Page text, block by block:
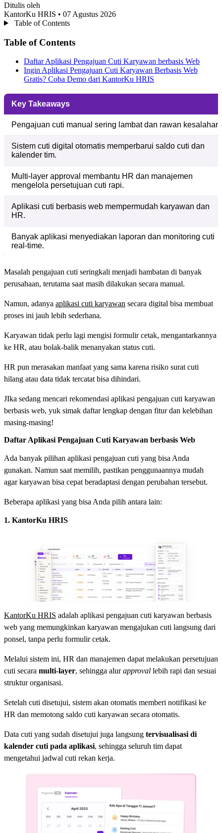
Ditulis oleh
KantorKu HRIS • 07 Agustus 2026
Table of Contents
Table of Contents
Daftar Aplikasi Pengajuan Cuti Karyawan berbasis Web
Ingin Aplikasi Pengajuan Cuti Karyawan Berbasis Web
Gratis? Coba Demo dari KantorKu HRIS
Key Takeaways
Pengajuan cuti manual sering lambat dan rawan kesalahan.
Sistem cuti digital otomatis memperbarui saldo cuti dan
kalender tim.
Multi-layer approval membantu HR dan manajemen
mengelola persetujuan cuti rapi.
Aplikasi cuti berbasis web mempermudah karyawan dan
HR.
Banyak aplikasi menyediakan laporan dan monitoring cuti
real-time.
Masalah pengajuan cuti seringkali menjadi hambatan di banyak
perusahaan, terutama saat masih dilakukan secara manual.
Namun, adanya aplikasi cuti karyawan secara digital bisa membuat
proses ini jauh lebih sederhana.
Karyawan tidak perlu lagi mengisi formulir cetak, mengantarkannya
ke HR, atau bolak-balik menanyakan status cuti.
HR pun merasakan manfaat yang sama karena risiko surat cuti
hilang atau data tidak tercatat bisa dihindari.
JIka sedang mencari rekomendasi aplikasi pengajuan cuti karyawan
berbasis web, yuk simak daftar lengkap dengan fitur dan kelebihan
masing-masing!
Daftar Aplikasi Pengajuan Cuti Karyawan berbasis Web
Ada banyak pilihan aplikasi pengajuan cuti yang bisa Anda
gunakan. Namun saat memilih, pastikan penggunaannya mudah
agar karyawan bisa cepat beradaptasi dengan perubahan tersebut.
Beberapa aplikasi yang bisa Anda pilih antara lain:
1. KantorKu HRIS
KantorKu HRIS adalah aplikasi pengajuan cuti karyawan berbasis
web yang memungkinkan karyawan mengajukan cuti langsung dari
ponsel, tanpa perlu formulir cetak.
Melalui sistem ini, HR dan manajemen dapat melakukan persetujuan
cuti secara multi-layer, sehingga alurapproval lebih rapi dan sesuai
struktur organisasi.
Setelah cuti disetujui, sistem akan otomatis memberi notifikasi ke
HR dan memotong saldo cuti karyawan secara otomatis.
Data cuti yang sudah disetujui juga langsung tervisualisasi di
kalender cuti pada aplikasi, sehingga seluruh tim dapat
mengetahui jadwal cuti rekan kerja.